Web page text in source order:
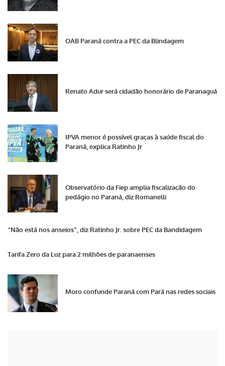
OAB Paraná contra a PEC da Blindagem
Renato Adur será cidadão honorário de Paranaguá
IPVA menor é possível graças à saúde fiscal do
Paraná, explica Ratinho Jr
Observatório da Fiep amplia fiscalização do
pedágio no Paraná, diz Romanelli
“Não está nos anseios”, diz Ratinho Jr. sobre PEC da Bandidagem
Tarifa Zero da Luz para 2 milhões de paranaenses
Moro confunde Paraná com Pará nas redes sociais